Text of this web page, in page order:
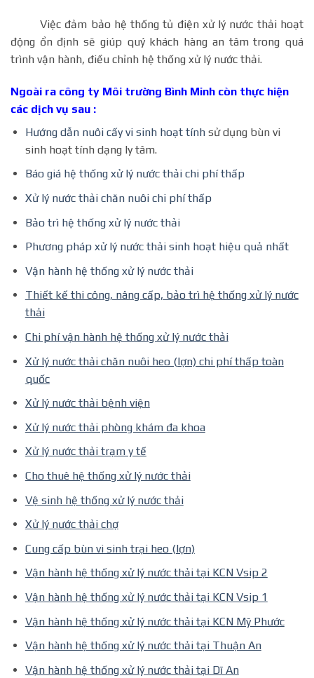
Việc đảm bảo hệ thống tủ điện xử lý nước thải hoạt
động ổn định sẽ giúp quý khách hàng an tâm trong quá
trình vận hành, điều chỉnh hệ thống xử lý nước thải.
Ngoài ra công ty Môi trường Bình Minh còn thực hiện
các dịch vụ sau :
Hướng dẫn nuôi cấy vi sinh hoạt tínhsử dụng bùn vi
sinh hoạt tính dạng ly tâm.
Báo giá hệ thống xử lý nước thải chi phí thấp
Xử lý nước thải chăn nuôi chi phí thấp
Bảo trì hệ thống xử lý nước thải
Phương pháp xử lý nước thải sinh hoạt hiệu quả nhất
Vận hành hệ thống xử lý nước thải
Thiết kế thi công, nâng cấp, bảo trì hệ thống xử lý nước
thải
Chi phí vận hành hệ thống xử lý nước thải
Xử lý nước thải chăn nuôi heo (lợn) chi phí thấp toàn
quốc
Xử lý nước thải bệnh viện
Xử lý nước thải phòng khám đa khoa
Xử lý nước thải trạm y tế
Cho thuê hệ thống xử lý nước thải
Vệ sinh hệ thống xử lý nước thải
Xử lý nước thải chợ
Cung cấp bùn vi sinh trại heo (lợn)
Vận hành hệ thống xử lý nước thải tại KCN Vsip 2
Vận hành hệ thống xử lý nước thải tại KCN Vsip 1
Vận hành hệ thống xử lý nước thải tại KCN Mỹ Phước
Vận hành hệ thống xử lý nước thải tại Thuận An
Vận hành hệ thống xử lý nước thải tại Dĩ An